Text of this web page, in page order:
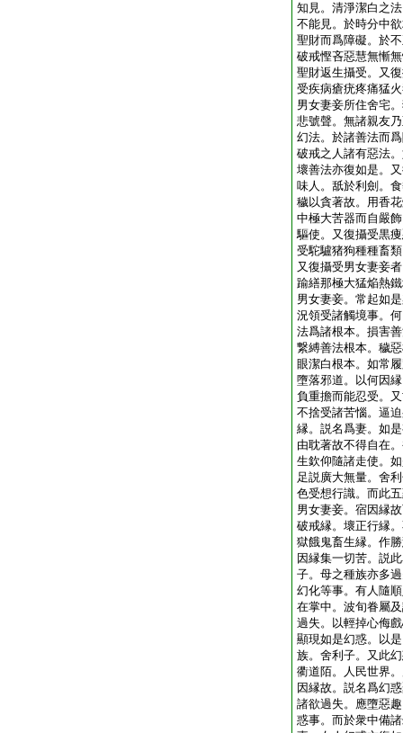
知見。清淨潔白之
不能見。於時分中
聖財而爲障礙。於
破戒慳吝惡慧無慚
聖財返生攝受。又
受疾病瘡疣疼痛猛
男女妻妾所住舍宅
悲號聲。無諸親友
幻法。於諸善法而
破戒之人諸有惡法
壞善法亦復如是。
味人。舐於利劍。
穢以貪著故。用香
中極大苦器而自嚴
驅使。又復攝受黒
受駝驢猪狗種種畜
又復攝受男女妻妾
踰繕那極大猛焔熱
男女妻妾。常起如
況領受諸觸境事。
法爲諸根本。損害
繋縛善法根本。穢
眼潔白根本。如常
墮落邪道。以何因
負重擔而能忍受。
不捨受諸苦惱。逼
縁。説名爲妻。如
由耽著故不得自在
生欽仰隨諸走使。
足説廣大無量。舍
色受想行識。而此
男女妻妾。宿因縁
破戒縁。壞正行縁
獄餓鬼畜生縁。作
因縁集一切苦。説
子。母之種族亦多
幻化等事。有人隨
在掌中。波旬眷屬
過失。以輕掉心侮
顯現如是幻惑。以
族。舍利子。又此
衢道陌。人民世界
因縁故。説名爲幻
諸欲過失。應墮惡
惑事。而於衆中備